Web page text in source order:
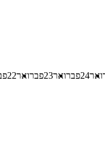
24פברואר23פברואר22